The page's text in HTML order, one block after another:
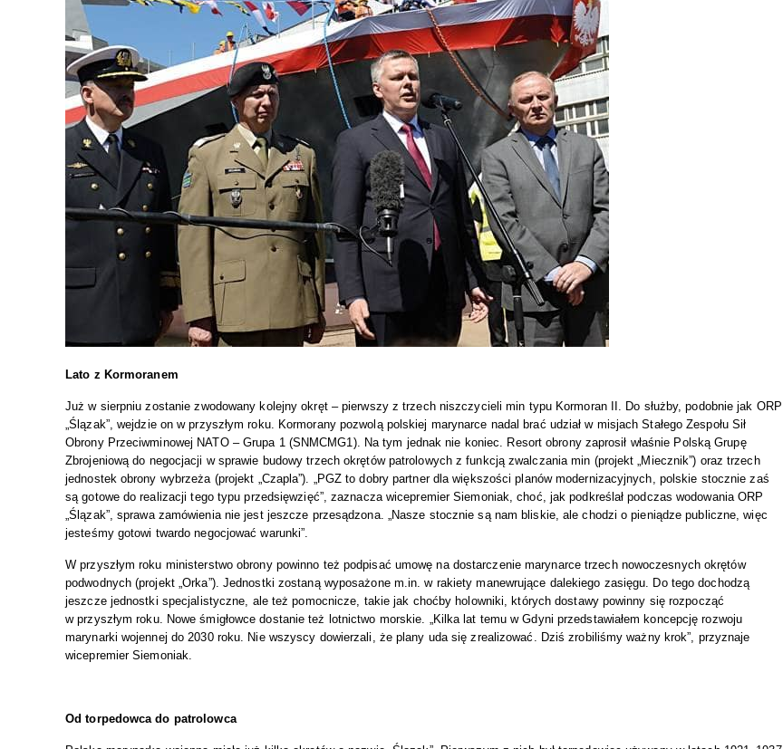
Lato z Kormoranem
Już w sierpniu zostanie zwodowany kolejny okręt – pierwszy z trzech niszczycieli min typu Kormoran II. Do służby, podobnie jak ORP
„Ślązak”, wejdzie on w przyszłym roku. Kormorany pozwolą polskiej marynarce nadal brać udział w misjach Stałego Zespołu Sił
Obrony Przeciwminowej NATO – Grupa 1 (SNMCMG1). Na tym jednak nie koniec. Resort obrony zaprosił właśnie Polską Grupę
Zbrojeniową do negocjacji w sprawie budowy trzech okrętów patrolowych z funkcją zwalczania min (projekt „Miecznik”) oraz trzech
jednostek obrony wybrzeża (projekt „Czapla”). „PGZ to dobry partner dla większości planów modernizacyjnych, polskie stocznie zaś
są gotowe do realizacji tego typu przedsięwzięć”, zaznacza wicepremier Siemoniak, choć, jak podkreślał podczas wodowania ORP
„Ślązak”, sprawa zamówienia nie jest jeszcze przesądzona. „Nasze stocznie są nam bliskie, ale chodzi o pieniądze publiczne, więc
jesteśmy gotowi twardo negocjować warunki”.
W przyszłym roku ministerstwo obrony powinno też podpisać umowę na dostarczenie marynarce trzech nowoczesnych okrętów
podwodnych (projekt „Orka”). Jednostki zostaną wyposażone m.in. w rakiety manewrujące dalekiego zasięgu. Do tego dochodzą
jeszcze jednostki specjalistyczne, ale też pomocnicze, takie jak choćby holowniki, których dostawy powinny się rozpocząć
w przyszłym roku. Nowe śmigłowce dostanie też lotnictwo morskie. „Kilka lat temu w Gdyni przedstawiałem koncepcję rozwoju
marynarki wojennej do 2030 roku. Nie wszyscy dowierzali, że plany uda się zrealizować. Dziś zrobiliśmy ważny krok”, przyznaje
wicepremier Siemoniak.
Od torpedowca do patrolowca